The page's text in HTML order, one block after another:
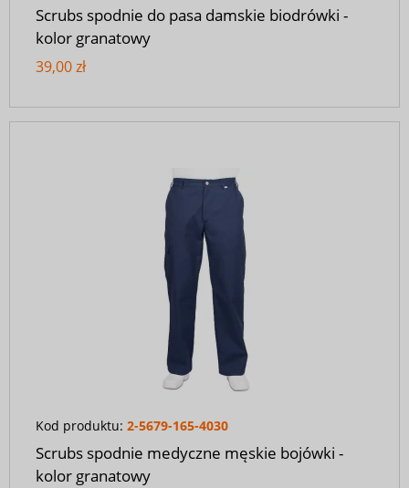
Scrubs spodnie do pasa damskie biodrówki -
kolor granatowy
39,00 zł
Kod produktu: 2-5679-165-4030
Scrubs spodnie medyczne męskie bojówki -
kolor granatowy